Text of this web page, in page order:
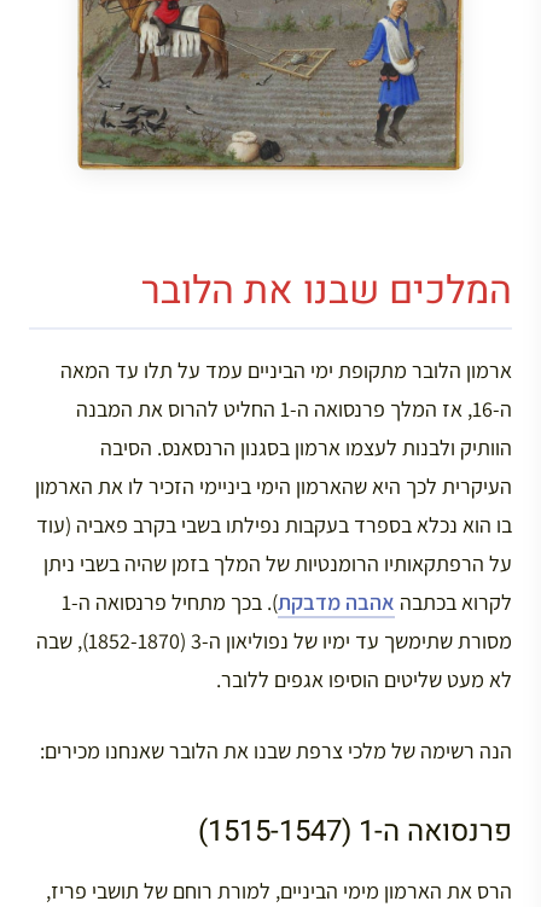
המלכים שבנו את הלובר
ארמון הלובר מתקופת ימי הביניים עמד על תלו עד המאה
ה-16, אז המלך פרנסואה ה-1 החליט להרוס את המבנה
הוותיק ולבנות לעצמו ארמון בסגנון הרנסאנס. הסיבה
העיקרית לכך היא שהארמון הימי ביניימי הזכיר לו את הארמון
בו הוא נכלא בספרד בעקבות נפילתו בשבי בקרב פאביה (עוד
על הרפתקאותיו הרומנטיות של המלך בזמן שהיה בשבי ניתן
לקרוא בכתבה אהבה מדבקת
). בכך מתחיל פרנסואה ה-1
מסורת שתימשך עד ימיו של נפוליאון ה-3 (1852-1870), שבה
לא מעט שליטים הוסיפו אגפים ללובר.
הנה רשימה של מלכי צרפת שבנו את הלובר שאנחנו מכירים:
פרנסואה ה-1 (1515-1547)
הרס את הארמון מימי הביניים, למורת רוחם של תושבי פריז,